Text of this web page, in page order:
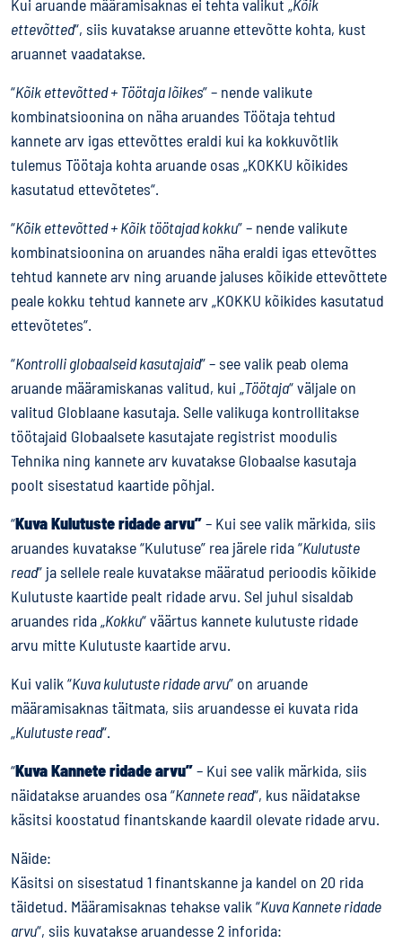
Kui aruande määramisaknas ei tehta valikut „Kõik
ettevõtted“, siis kuvatakse aruanne ettevõtte kohta, kust
aruannet vaadatakse.
“Kõik ettevõtted + Töötaja lõikes” – nende valikute
kombinatsioonina on näha aruandes Töötaja tehtud
kannete arv igas ettevõttes eraldi kui ka kokkuvõtlik
tulemus Töötaja kohta aruande osas „KOKKU kõikides
kasutatud ettevõtetes“.
“Kõik ettevõtted + Kõik töötajad kokku” – nende valikute
kombinatsioonina on aruandes näha eraldi igas ettevõttes
tehtud kannete arv ning aruande jaluses kõikide ettevõttete
peale kokku tehtud kannete arv „KOKKU kõikides kasutatud
ettevõtetes“.
“Kontrolli globaalseid kasutajaid” – see valik peab olema
aruande määramiskanas valitud, kui „Töötaja“ väljale on
valitud Globlaane kasutaja. Selle valikuga kontrollitakse
töötajaid Globaalsete kasutajate registrist moodulis
Tehnika ning kannete arv kuvatakse Globaalse kasutaja
poolt sisestatud kaartide põhjal.
“Kuva Kulutuste ridade arvu”– Kui see valik märkida, siis
aruandes kuvatakse “Kulutuse” rea järele rida “Kulutuste
read” ja sellele reale kuvatakse määratud perioodis kõikide
Kulutuste kaartide pealt ridade arvu. Sel juhul sisaldab
aruandes rida „Kokku“ väärtus kannete kulutuste ridade
arvu mitte Kulutuste kaartide arvu.
Kui valik “Kuva kulutuste ridade arvu” on aruande
määramisaknas täitmata, siis aruandesse ei kuvata rida
„Kulutuste read“.
“Kuva Kannete ridade arvu”– Kui see valik märkida, siis
näidatakse aruandes osa “Kannete read“, kus näidatakse
käsitsi koostatud finantskande kaardil olevate ridade arvu.
Näide:
Käsitsi on sisestatud 1 finantskanne ja kandel on 20 rida
täidetud. Määramisaknas tehakse valik “Kuva Kannete ridade
arvu“, siis kuvatakse aruandesse 2 inforida: